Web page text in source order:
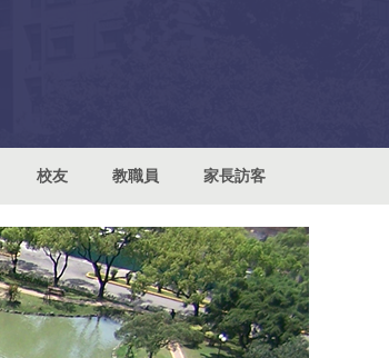
校友 教職員 家長訪客